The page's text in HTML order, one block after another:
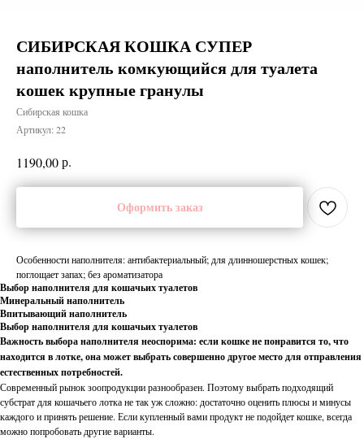
СИБИРСКАЯ КОШКА СУПЕР
наполнитель комкующийся для туалета
кошек крупные гранулы
Сибирская кошка
Артикул: 22
1190,00р.
Оформить заказ
Особенности наполнителя: антибактериальный; для длинношерстных кошек;
поглощает запах; без ароматизатора
Выбор наполнителя для кошачьих туалетов
Минеральный наполнитель
Впитывающий наполнитель
Выбор наполнителя для кошачьих туалетов
Важность выбора наполнителя неоспорима: если кошке не понравится то, что
находится в лотке, она может выбрать совершенно другое место для отправления
естественных потребностей.
Современный рынок зоопродукции разнообразен. Поэтому выбрать подходящий
субстрат для кошачьего лотка не так уж сложно: достаточно оценить плюсы и минусы
каждого и принять решение. Если купленный вами продукт не подойдет кошке, всегда
можно попробовать другие варианты.